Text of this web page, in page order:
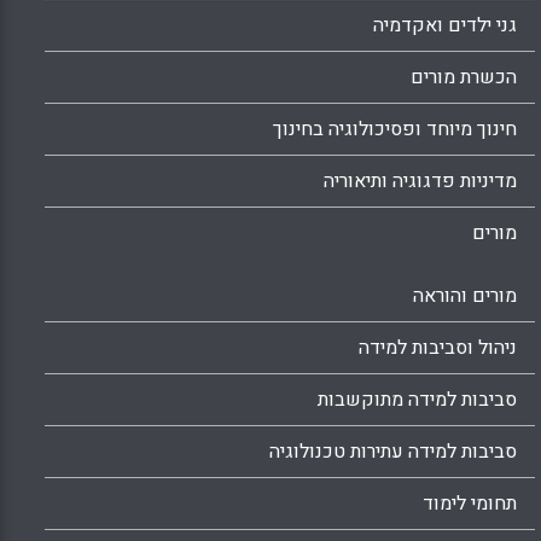
גני ילדים ואקדמיה
הכשרת מורים
חינוך מיוחד ופסיכולוגיה בחינוך
מדיניות פדגוגיה ותיאוריה
מורים
מורים והוראה
ניהול וסביבות למידה
סביבות למידה מתוקשבות
סביבות למידה עתירות טכנולוגיה
תחומי לימוד